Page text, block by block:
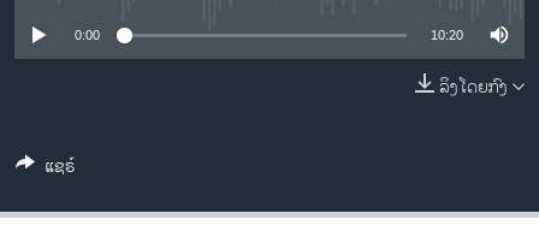
ອິດສະຫຼະພາບດ້ານການຂ່າວ
ວິທະຍາສາດ-ເທັກໂນໂລຈີ
ທຸລະກິດ
0:00 10:20
ລິງໂດຍກົງ
ແຊຣ໌